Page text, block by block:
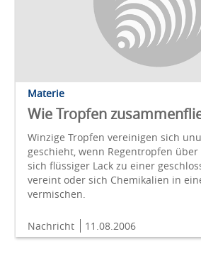
Materie
Wie Tropfen
Winzige Tropfen vereinigen sich
geschieht, wenn Regentropfen
sich flüssiger Lack zu einer
vereint oder sich Chemikalien in
vermischen.
Nachricht 11.08.2006